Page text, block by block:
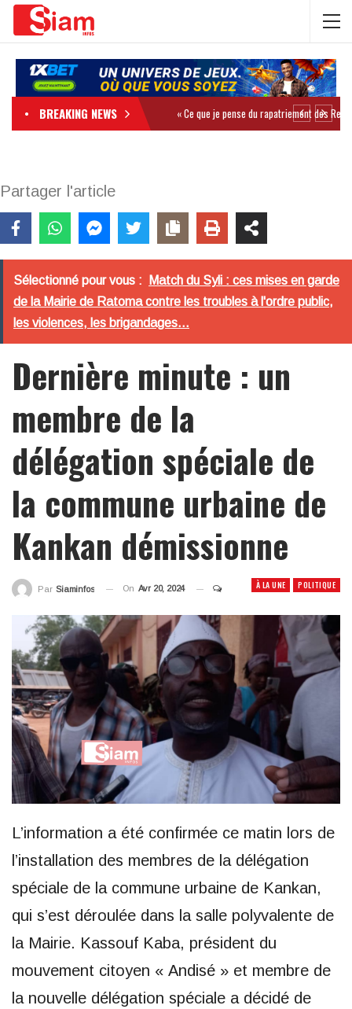
BREAKING NEWS
Partager l'article
Sélectionné pour vous :
Match du Syli : ces mises en garde
de la Mairie de Ratoma contre les troubles à l'ordre public,
les violences, les brigandages...
Dernière minute : un
membre de la
délégation spéciale de
la commune urbaine de
Kankan démissionne
À LA UNE POLITIQUE
Par Siaminfos On Avr 20, 2024
L’information a été confirmée ce matin lors de
l’installation des membres de la délégation
spéciale de la commune urbaine de Kankan,
qui s’est déroulée dans la salle polyvalente de
la Mairie. Kassouf Kaba, président du
mouvement citoyen « Andisé » et membre de
la nouvelle délégation spéciale a décidé de